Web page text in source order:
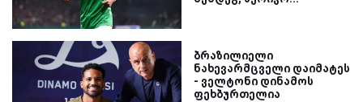
ბრაზილიელი
ნახევარმცველი დაიმატეს
- ველტონი დინამოს
ფეხბურთელია